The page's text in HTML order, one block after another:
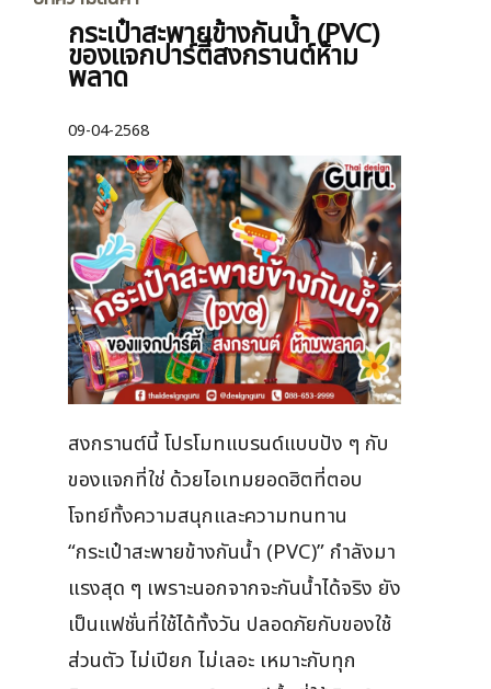
กระเป๋าสะพายข้างกันน้ำ (PVC)
ของแจกปาร์ตี้สงกรานต์ห้าม
พลาด
09-04-2568
สงกรานต์นี้ โปรโมทแบรนด์แบบปัง ๆ กับ
ของแจกที่ใช่ ด้วยไอเทมยอดฮิตที่ตอบ
โจทย์ทั้งความสนุกและความทนทาน
“กระเป๋าสะพายข้างกันน้ำ (PVC)” กำลังมา
แรงสุด ๆ เพราะนอกจากจะกันน้ำได้จริง ยัง
เป็นแฟชั่นที่ใช้ได้ทั้งวัน ปลอดภัยกับของใช้
ส่วนตัว ไม่เปียก ไม่เลอะ เหมาะกับทุก